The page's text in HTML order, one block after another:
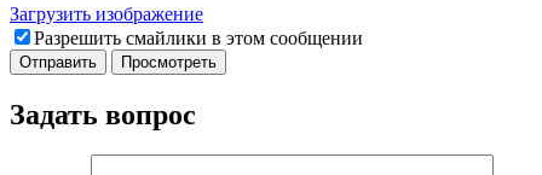
Загрузить изображение
Разрешить смайлики в этом сообщении
Задать вопрос